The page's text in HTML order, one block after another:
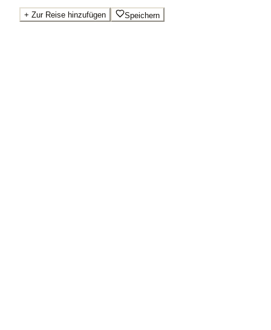
+ Zur Reise hinzufügen Speichern